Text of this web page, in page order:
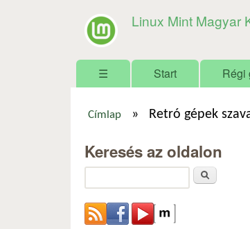
Linux Mint Magyar
Főmenü
☰ Start Régi
Címlap » Retró gépek
Keresés az oldalon